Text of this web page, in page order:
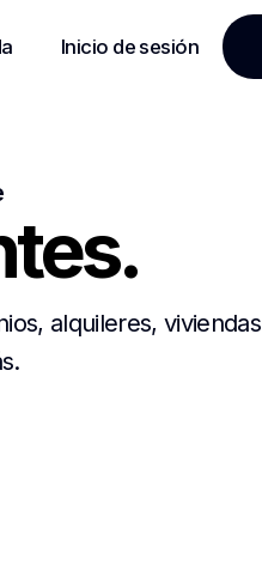
Inicio de sesión
alquileres, viviendas